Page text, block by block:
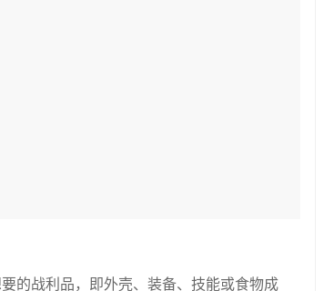
的战利品，即外壳、装备、技能或食物成